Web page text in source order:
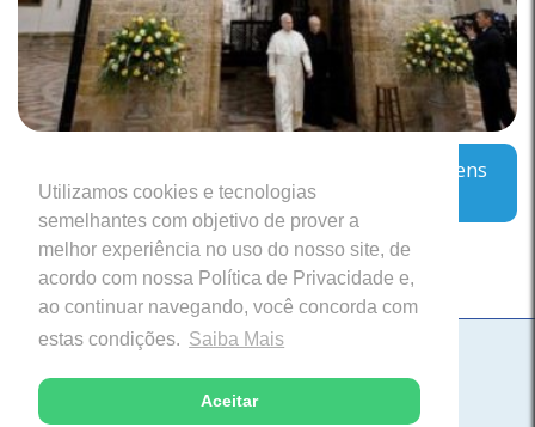
Utilizamos cookies e tecnologias
semelhantes com objetivo de prover a
melhor experiência no uso do nosso site, de
acordo com nossa Política de Privacidade e,
ao continuar navegando, você concorda com
estas condições. Saiba Mais
Aceitar
Assis aguarda Leão: o Papa encoraja os jovens
a sonharem com “coisas grandes”
Paróquia Nossa Senhora da Saúde
Itabira, Minas Gerais
Desenvolvido com excelência pela